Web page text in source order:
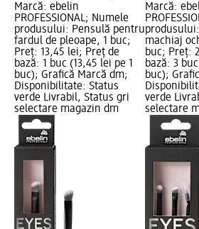
Marcă: ebelin
PROFESSIONAL; Numele
produsului: Pensulă pentru
fardul de pleoape, 1 buc;
Preț: 13,45 lei; Preț de
bază: 1 buc (13,45 lei pe 1
buc); Grafică Marcă dm;
Disponibilitate: Status
verde Livrabil, Status gri
selectare magazin dm
Marcă:
machiaj
buc; Preț:
bază: 3
buc);
verde
selectare